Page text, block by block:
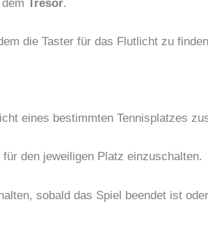
Tresor.
die Taster für das Flutlicht zu
eines bestimmten Tennisplatzes
den jeweiligen Platz einzuschalten.
sobald das Spiel beendet ist